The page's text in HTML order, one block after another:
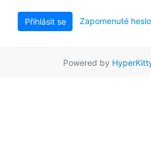
Přihlásit se Zapomenuté
Powered by